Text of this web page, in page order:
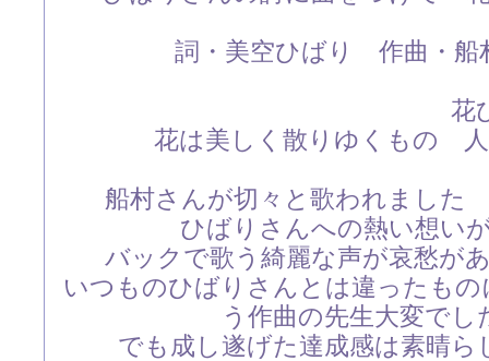
詞・美空ひばり 作曲・
花ひ
花は美しく散りゆくもの 人
船村さんが切々と歌われまし
ひばりさんへの熱い想い
バックで歌う綺麗な声が哀愁が
いつものひばりさんとは違ったも
う作曲の先生大変でし
でも成し遂げた達成感は素晴